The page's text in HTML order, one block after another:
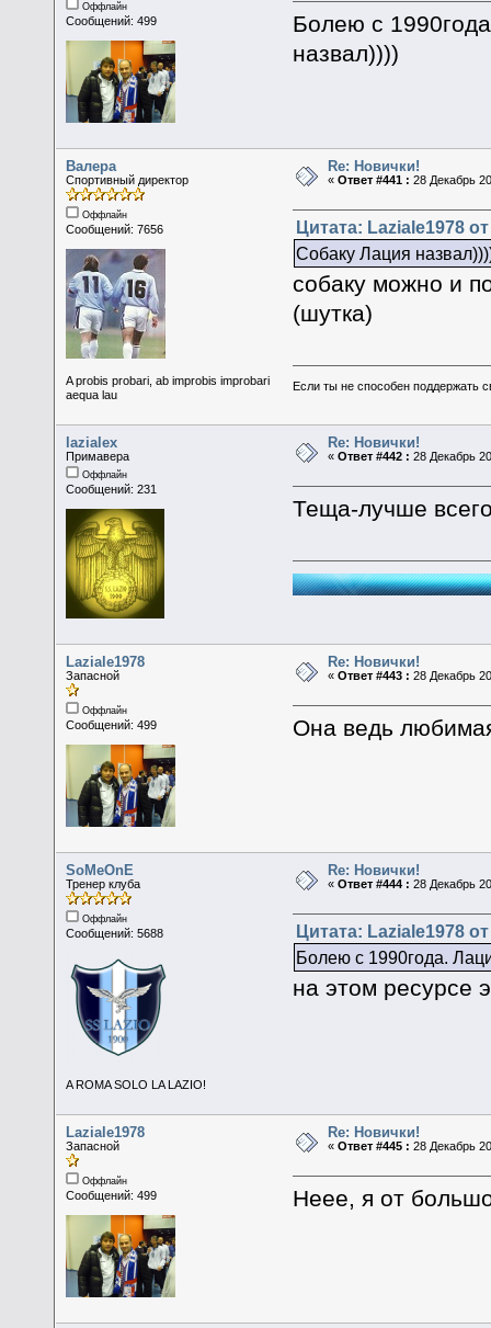
Оффлайн
Сообщений: 499
Болею с
назвал))))
Валера
Спортивный директор
Оффлайн
Сообщений: 7656
A probis probari, ab improbis improbari
aequa lau
Re: Новички!
«Ответ #441 : 28 Декабрь
Цитата: Laziale1978
Собаку Лация
собаку можно и
(шутка)
Если ты не способен поддержать
lazialex
Примавера
Оффлайн
Сообщений: 231
Re: Новички!
«Ответ #442 : 28 Декабрь
Теща-лучше
Laziale1978
Запасной
Оффлайн
Сообщений: 499
Re: Новички!
«Ответ #443 : 28 Декабрь
Она ведь
SoMeOnE
Тренер клуба
Оффлайн
Сообщений: 5688
A ROMA SOLO LA LAZIO!
Re: Новички!
«Ответ #444 : 28 Декабрь
Цитата: Laziale1978
Болею с 1990года.
на этом ресурсе
Laziale1978
Запасной
Оффлайн
Сообщений: 499
Re: Новички!
«Ответ #445 : 28 Декабрь
Неее, я от